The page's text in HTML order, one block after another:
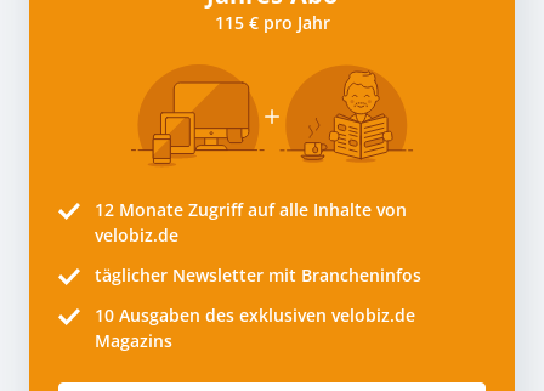
115 € pro Jahr
12 Monate Zugriff auf alle Inhalte von
velobiz.de
täglicher Newsletter mit Brancheninfos
10 Ausgaben des exklusiven velobiz.de
Magazins